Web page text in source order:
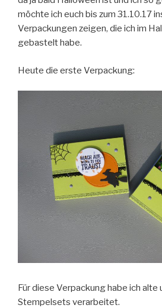
möchte ich euch bis zum 31.10.17
Verpackungen zeigen, die ich im
gebastelt habe.
Heute die erste Verpackung:
Für diese Verpackung habe ich alte
Stempelsets verarbeitet.